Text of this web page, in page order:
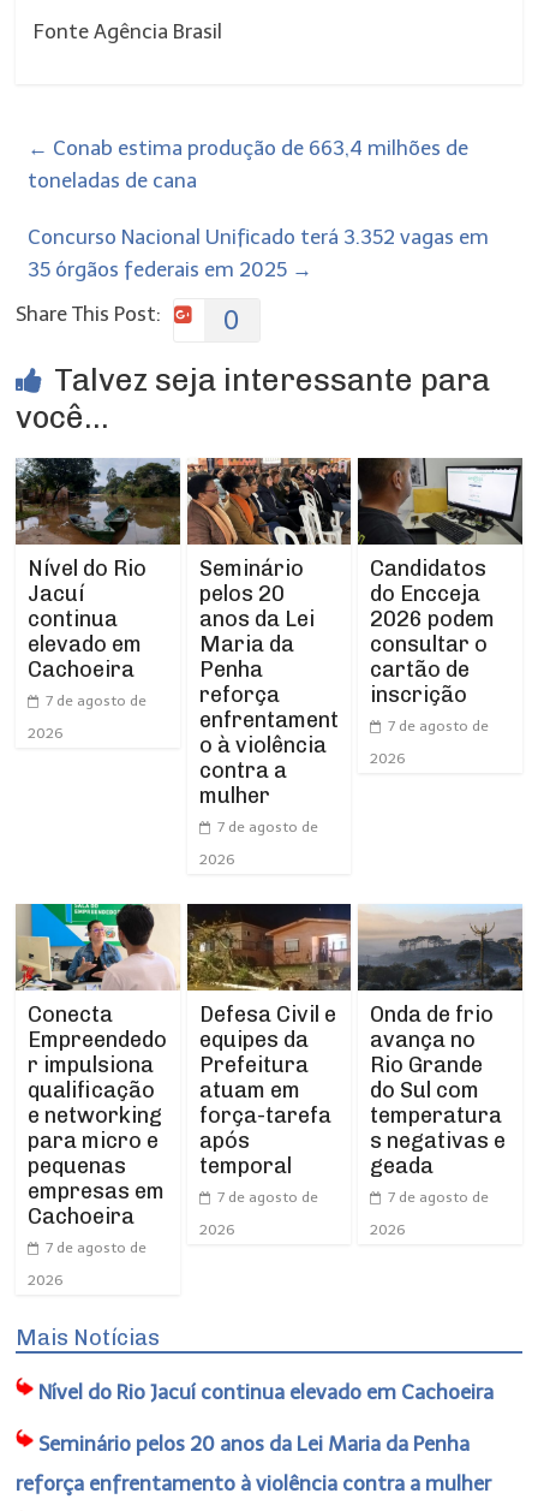
Fonte Agência Brasil
← Conab estima produção de 663,4 milhões de
toneladas de cana
Concurso Nacional Unificado terá 3.352 vagas em
35 órgãos federais em 2025 →
Share This Post:
0
Talvez seja interessante para
você...
Nível do Rio
Jacuí
continua
elevado em
Cachoeira
7 de agosto de
2026
Seminário
pelos 20
anos da Lei
Maria da
Penha
reforça
enfrentament
o à violência
contra a
mulher
7 de agosto de
2026
Candidatos
do Encceja
2026 podem
consultar o
cartão de
inscrição
7 de agosto de
2026
Conecta
Empreendedo
r impulsiona
qualificação
e networking
para micro e
pequenas
empresas em
Cachoeira
7 de agosto de
2026
Defesa Civil e
equipes da
Prefeitura
atuam em
força-tarefa
após
temporal
7 de agosto de
2026
Onda de frio
avança no
Rio Grande
do Sul com
temperatura
s negativas e
geada
7 de agosto de
2026
Mais Notícias
Nível do Rio Jacuí continua elevado em Cachoeira
Seminário pelos 20 anos da Lei Maria da Penha
reforça enfrentamento à violência contra a mulher